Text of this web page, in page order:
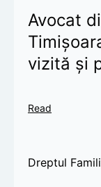
Avocat
vizită și
Read
Dreptul